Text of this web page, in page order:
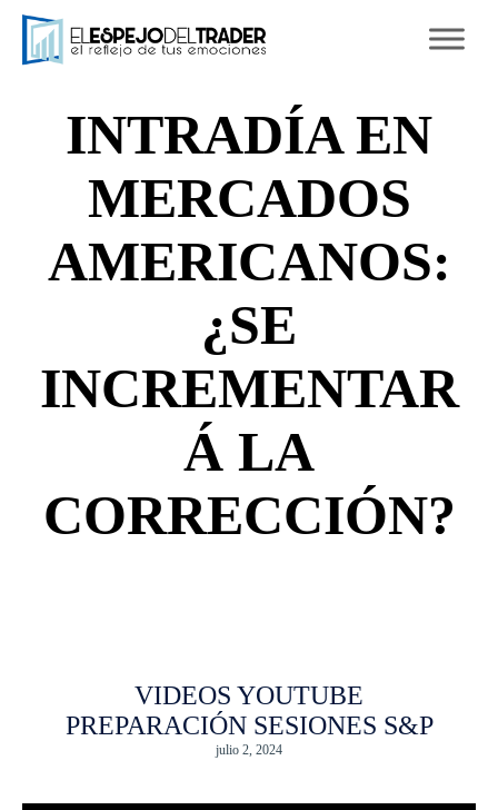
INTRADÍA EN
MERCADOS
AMERICANOS:
¿SE
INCREMENTAR
Á LA
CORRECCIÓN?
VIDEOS YOUTUBE
PREPARACIÓN SESIONES S&P
julio 2, 2024